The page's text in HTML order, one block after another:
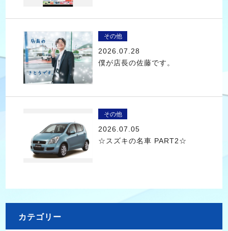
その他
2026.07.28
僕が店長の佐藤です。
その他
2026.07.05
☆スズキの名車 PART2☆
カテゴリー